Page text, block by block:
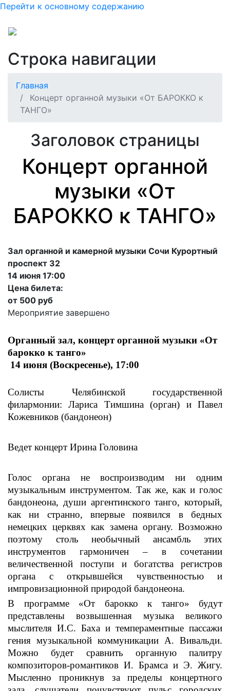
Перейти к основному содержанию
Строка навигации
Главная
Концерт органной музыки «От БАРОККО к
ТАНГО»
Заголовок страницы
Концерт органной
музыки «От
БАРОККО к ТАНГО»
Зал органной и камерной музыки Сочи Курортный
проспект 32
14 июня 17:00
Цена билета:
от 500 руб
Мероприятие завершено
Органный зал, концерторганной музыки «От
барокко к танго»
14 июня (Воскресенье), 17:00
Солисты Челябинской государственной
филармонии: Лариса Тимшина(орган) и Павел
Кожевников (бандонеон)
Ведет концерт Ирина Головина
Голос органа не воспроизводим ни одним
музыкальным инструментом. Так же, как и голос
бандонеона, души аргентинского танго, который,
как ни странно, впервые появился в бедных
немецких церквях как замена органу. Возможно
поэтому столь необычный ансамбль этих
инструментов гармоничен – в сочетании
величественной поступи и богатства регистров
органа с открывшейся чувственностью и
импровизационной природой бандонеона.
В программе «От барокко к танго» будут
представлены возвышенная музыка великого
мыслителя И.С. Баха и темпераментные пассажи
гения музыкальной коммуникации А. Вивальди.
Можно будет сравнить органную палитру
композиторов-романтиков И. Брамса и Э. Жигу.
Мысленно проникнув
за пределы концертного